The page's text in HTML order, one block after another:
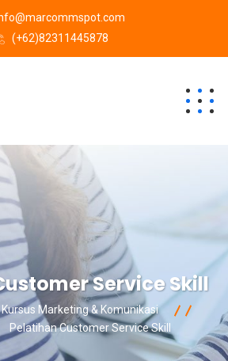
(+62)82311445878
Service Skill
Marketing & Komunikasi
Pelatihan Customer Service Skill